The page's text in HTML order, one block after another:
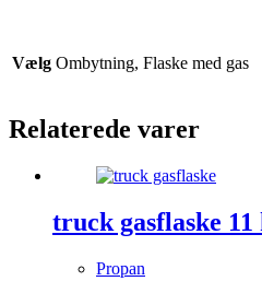
Vælg Ombytning, Flaske med gas
Relaterede varer
truck gasflaske 11
Propan